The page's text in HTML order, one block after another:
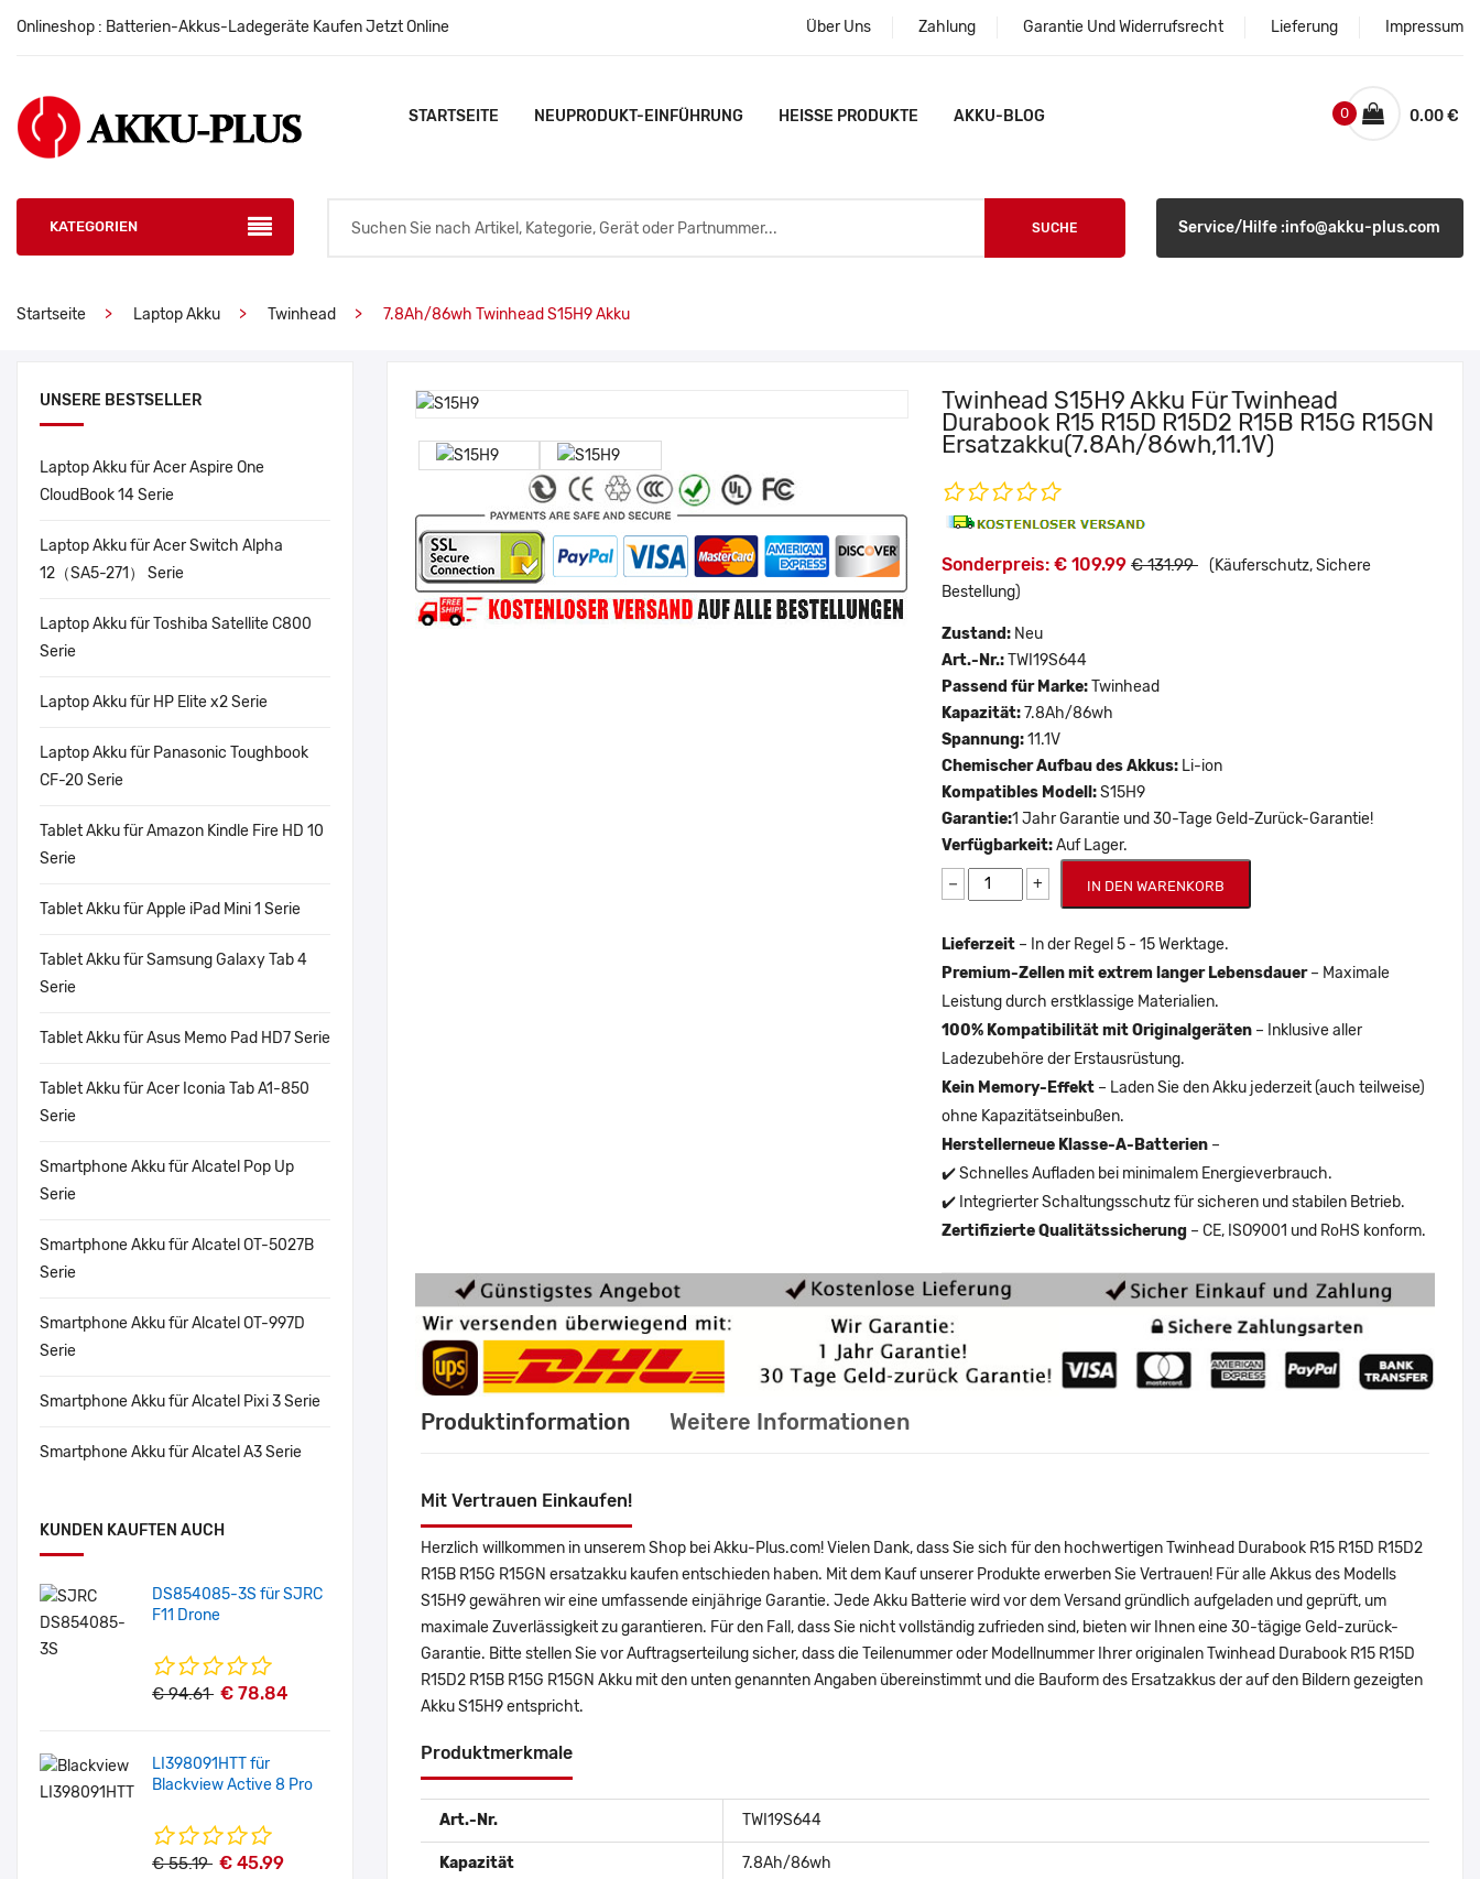
Onlineshop : Batterien-Akkus-Ladegeräte Kaufen Jetzt Online Über Uns Zahlung Garantie Und Widerrufsrecht Lieferung Impressum
STARTSEITE NEUPRODUKT-EINFÜHRUNG HEISSE PRODUKTE AKKU-BLOG 0.00 €
0
KATEGORIEN SUCHE Service/Hilfe :info@akku-plus.com
Startseite Laptop Akku Twinhead 7.8Ah/86wh Twinhead S15H9 Akku
UNSERE BESTSELLER
Laptop Akku für Acer Aspire One
CloudBook 14 Serie
Laptop Akku für Acer Switch Alpha
12（SA5-271） Serie
Laptop Akku für Toshiba Satellite C800
Serie
Laptop Akku für HP Elite x2 Serie
Laptop Akku für Panasonic Toughbook
CF-20 Serie
Tablet Akku für Amazon Kindle Fire HD 10
Serie
Tablet Akku für Apple iPad Mini 1 Serie
Tablet Akku für Samsung Galaxy Tab 4
Serie
Tablet Akku für Asus Memo Pad HD7 Serie
Tablet Akku für Acer Iconia Tab A1-850
Serie
Smartphone Akku für Alcatel Pop Up
Serie
Smartphone Akku für Alcatel OT-5027B
Serie
Smartphone Akku für Alcatel OT-997D
Serie
Smartphone Akku für Alcatel Pixi 3 Serie
Smartphone Akku für Alcatel A3 Serie
KUNDEN KAUFTEN AUCH
DS854085-3S für SJRC
F11 Drone
€ 94.61 € 78.84
LI398091HTT für
Blackview Active 8 Pro
€ 55.19 € 45.99
Twinhead S15H9 Akku Für Twinhead
Durabook R15 R15D R15D2 R15B R15G R15GN
Ersatzakku(7.8Ah/86wh,11.1V)
Sonderpreis: € 109.99 € 131.99 (Käuferschutz, Sichere
Bestellung)
Zustand: Neu
Art.-Nr.:TWI19S644
Passend für Marke:Twinhead
Kapazität:7.8Ah/86wh
Spannung:11.1V
Chemischer Aufbau des Akkus: Li-ion
Kompatibles Modell:S15H9
Garantie:1 Jahr Garantie und 30-Tage Geld-Zurück-Garantie!
Verfügbarkeit:Auf Lager.
− + IN DEN WARENKORB
Lieferzeit – In der Regel 5 - 15 Werktage.
Premium-Zellen mit extrem langer Lebensdauer– Maximale
Leistung durch erstklassige Materialien.
100% Kompatibilität mit Originalgeräten – Inklusive aller
Ladezubehöre der Erstausrüstung.
Kein Memory-Effekt – Laden Sie den Akku jederzeit (auch teilweise)
ohne Kapazitätseinbußen.
Herstellerneue Klasse-A-Batterien –
✔️ Schnelles Aufladen bei minimalem Energieverbrauch.
✔️ Integrierter Schaltungsschutz für sicheren und stabilen Betrieb.
Zertifizierte Qualitätssicherung – CE, ISO9001 und RoHS konform.
Produktinformation Weitere Informationen
Mit Vertrauen Einkaufen!
Herzlich willkommen in unserem Shop bei Akku-Plus.com! Vielen Dank, dass Sie sich für den hochwertigen Twinhead Durabook R15 R15D R15D2
R15B R15G R15GN ersatzakku kaufen entschieden haben. Mit dem Kauf unserer Produkte erwerben Sie Vertrauen! Für alle Akkus des Modells
S15H9 gewähren wir eine umfassende einjährige Garantie. Jede Akku Batterie wird vor dem Versand gründlich aufgeladen und geprüft, um
maximale Zuverlässigkeit zu garantieren. Für den Fall, dass Sie nicht vollständig zufrieden sind, bieten wir Ihnen eine 30-tägige Geld-zurück-
Garantie. Bitte stellen Sie vor Auftragserteilung sicher, dass die Teilenummer oder Modellnummer Ihrer originalen Twinhead Durabook R15 R15D
R15D2 R15B R15G R15GN Akku mit den unten genannten Angaben übereinstimmt und die Bauform des Ersatzakkus der auf den Bildern gezeigten
Akku S15H9 entspricht.
Produktmerkmale
Art.-Nr. TWI19S644
Kapazität 7.8Ah/86wh